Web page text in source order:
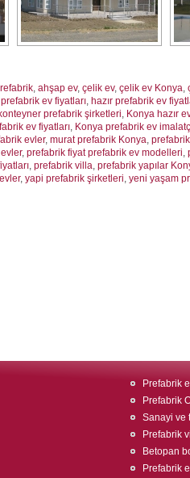
, ahşap ev, çelik ev, çelik ev Konya,
ev fiyatları, hazır prefabrik ev
konteyner prefabrik şirketleri, Konya hazır ev
ev fiyatları, Konya prefabrik ev
evler, murat prefabrik Konya, prefabrik
, prefabrik fiyat prefabrik ev modelleri,
, prefabrik villa, prefabrik yapılar
, yapi prefabrik şirketleri, yeni yaşam
Prefabrik
Prefabrik
Sanayi ve
Prefabrik
Betopan
Prefabrik